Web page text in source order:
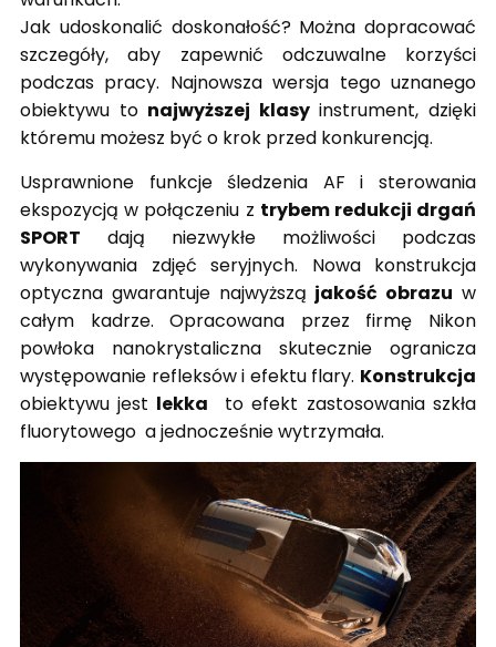
Jak udoskonalić doskonałość? Można dopracować
szczegóły, aby zapewnić odczuwalne korzyści
podczas pracy. Najnowsza wersja tego uznanego
obiektywu to najwyższej klasyinstrument, dzięki
któremu możesz być o krok przed konkurencją.
Usprawnione funkcje śledzenia AF i sterowania
ekspozycją w połączeniu z trybem redukcji drgań
SPORT dają niezwykłe możliwości podczas
wykonywania zdjęć seryjnych. Nowa konstrukcja
optyczna gwarantuje najwyższą jakość obrazu w
całym kadrze. Opracowana przez firmę Nikon
powłoka nanokrystaliczna skutecznie ogranicza
występowanie refleksów i efektu flary. Konstrukcja
obiektywu jest lekka to efekt zastosowania szkła
fluorytowego a jednocześnie wytrzymała.